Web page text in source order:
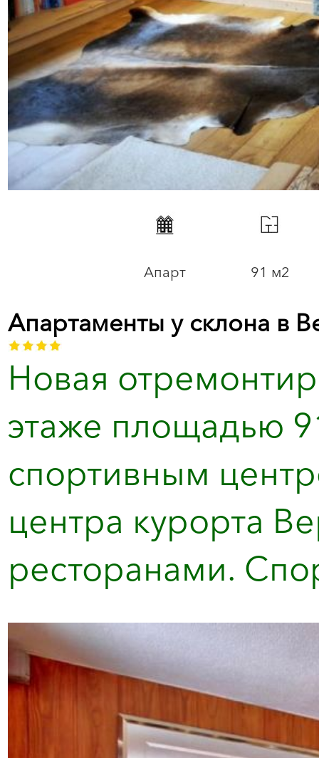
Апарт 91 м2
Апартаменты у склона в
Новая
этаже площадью
спортивным
центра курорта
ресторанами.